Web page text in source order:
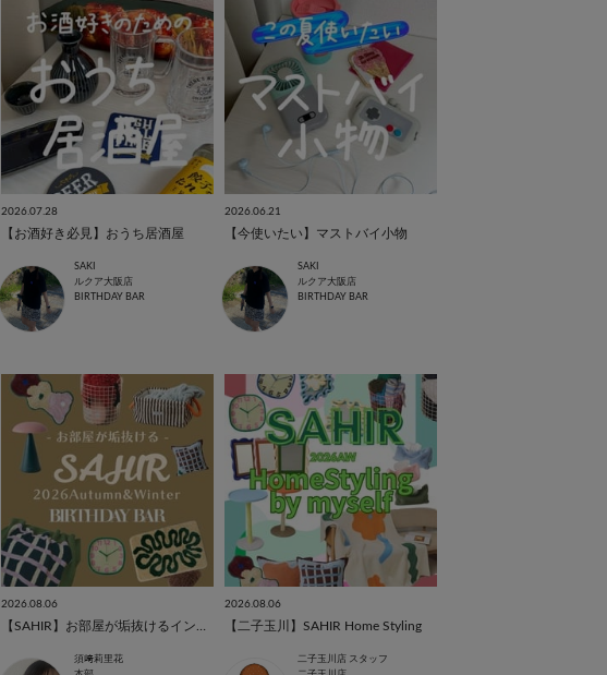
2026.07.28
【お酒好き必見】おうち居酒屋
SAKI
ルクア大阪店
BIRTHDAY BAR
2026.06.21
【今使いたい】マストバイ小物
SAKI
ルクア大阪店
BIRTHDAY BAR
2026.08.06
須﨑莉里花
2026.08.06
【二子玉川】SAHIR Home Styling
二子玉川店 スタッフ